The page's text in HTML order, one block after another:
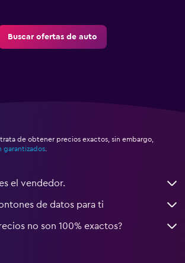
Buscar ofertas de auto
de obtener precios exactos, sin embargo,
garantizados.
el vendedor.
de datos para ti
no son 100% exactos?